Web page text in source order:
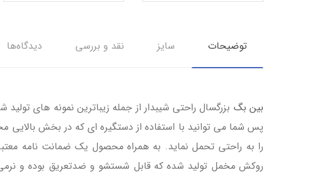
توضیحات سایز نقد و بررسی دیدگاه‌ها
بین بگ
روکش مخمل تولید شده که قابل شستشو و ضدتعریق بوده و نرمی